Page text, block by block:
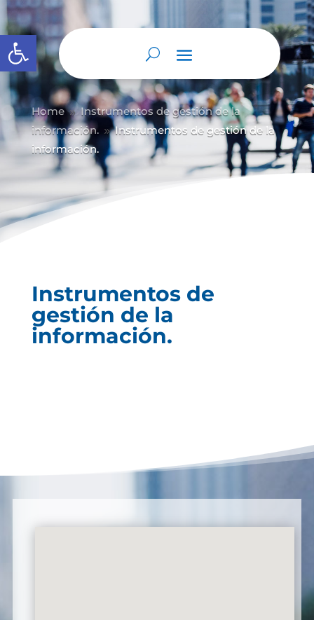
Abrir barra de herramientas
Home 9 Instrumentos de gestión de la
información. 9 Instrumentos de gestión de la
información.
Instrumentos de
gestión de la
información.